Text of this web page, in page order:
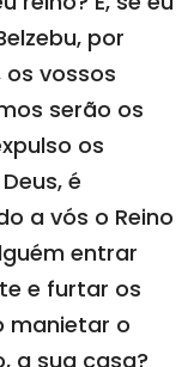
por
os vossos
serão os
os
é
a vós o Reino
entrar
e furtar os
manietar o
a sua casa?